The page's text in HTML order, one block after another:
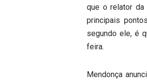
que o relator da
principais
segundo ele, é
feira.
Mendonça